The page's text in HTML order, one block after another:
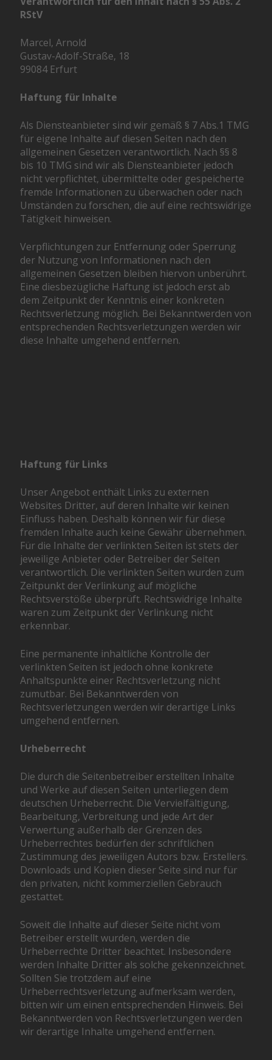
RStV
Marcel, Arnold
Gustav-Adolf-Straße, 18
99084 Erfurt
Haftung für Inhalte
Als Diensteanbieter sind wir gemäß § 7 Abs.1 TMG
für eigene Inhalte auf diesen Seiten nach den
allgemeinen Gesetzen verantwortlich. Nach §§ 8
bis 10 TMG sind wir als Diensteanbieter jedoch
nicht verpflichtet, übermittelte oder gespeicherte
fremde Informationen zu überwachen oder nach
Umständen zu forschen, die auf eine rechtswidrige
Tätigkeit hinweisen.
Verpflichtungen zur Entfernung oder Sperrung
der Nutzung von Informationen nach den
allgemeinen Gesetzen bleiben hiervon unberührt.
Eine diesbezügliche Haftung ist jedoch erst ab
dem Zeitpunkt der Kenntnis einer konkreten
Rechtsverletzung möglich. Bei Bekanntwerden von
entsprechenden Rechtsverletzungen werden wir
diese Inhalte umgehend entfernen.
Haftung für Links
Unser Angebot enthält Links zu externen
Websites Dritter, auf deren Inhalte wir keinen
Einfluss haben. Deshalb können wir für diese
fremden Inhalte auch keine Gewähr übernehmen.
Für die Inhalte der verlinkten Seiten ist stets der
jeweilige Anbieter oder Betreiber der Seiten
verantwortlich. Die verlinkten Seiten wurden zum
Zeitpunkt der Verlinkung auf mögliche
Rechtsverstöße überprüft. Rechtswidrige Inhalte
waren zum Zeitpunkt der Verlinkung nicht
erkennbar.
Eine permanente inhaltliche Kontrolle der
verlinkten Seiten ist jedoch ohne konkrete
Anhaltspunkte einer Rechtsverletzung nicht
zumutbar. Bei Bekanntwerden von
Rechtsverletzungen werden wir derartige Links
umgehend entfernen.
Urheberrecht
Die durch die Seitenbetreiber erstellten Inhalte
und Werke auf diesen Seiten unterliegen dem
deutschen Urheberrecht. Die Vervielfältigung,
Bearbeitung, Verbreitung und jede Art der
Verwertung außerhalb der Grenzen des
Urheberrechtes bedürfen der schriftlichen
Zustimmung des jeweiligen Autors bzw. Erstellers.
Downloads und Kopien dieser Seite sind nur für
den privaten, nicht kommerziellen Gebrauch
gestattet.
Soweit die Inhalte auf dieser Seite nicht vom
Betreiber erstellt wurden, werden die
Urheberrechte Dritter beachtet. Insbesondere
werden Inhalte Dritter als solche gekennzeichnet.
Sollten Sie trotzdem auf eine
Urheberrechtsverletzung aufmerksam werden,
bitten wir um einen entsprechenden Hinweis. Bei
Bekanntwerden von Rechtsverletzungen werden
wir derartige Inhalte umgehend entfernen.